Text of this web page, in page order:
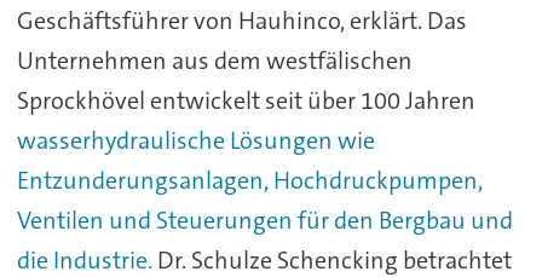
Geschäftsführer von Hauhinco, erklärt. Das
Unternehmen aus dem westfälischen
Sprockhövel entwickelt seit über 100 Jahren
wasserhydraulische Lösungen wie
Entzunderungsanlagen, Hochdruckpumpen,
Ventilen und Steuerungen für den Bergbau und
die Industrie. Dr. Schulze Schencking betrachtet